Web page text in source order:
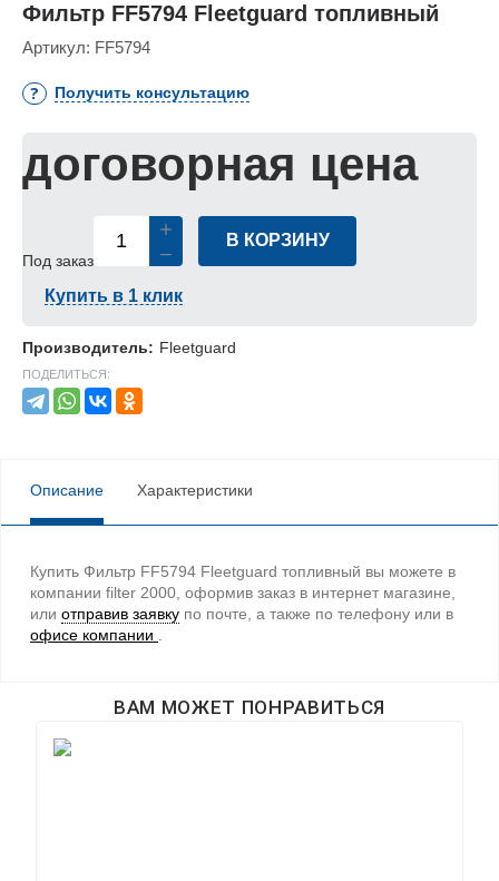
Фильтр FF5794 Fleetguard топливный
Артикул: FF5794
Получить консультацию
договорная цена
Под заказ
В КОРЗИНУ
Купить в 1 клик
Производитель: Fleetguard
ПОДЕЛИТЬСЯ:
Описание Характеристики
Купить Фильтр FF5794 Fleetguard топливный вы можете в
компании filter 2000, оформив заказ в интернет магазине,
или отправив заявку по почте, а также по телефону или в
офисе компании
ВАМ МОЖЕТ ПОНРАВИТЬСЯ